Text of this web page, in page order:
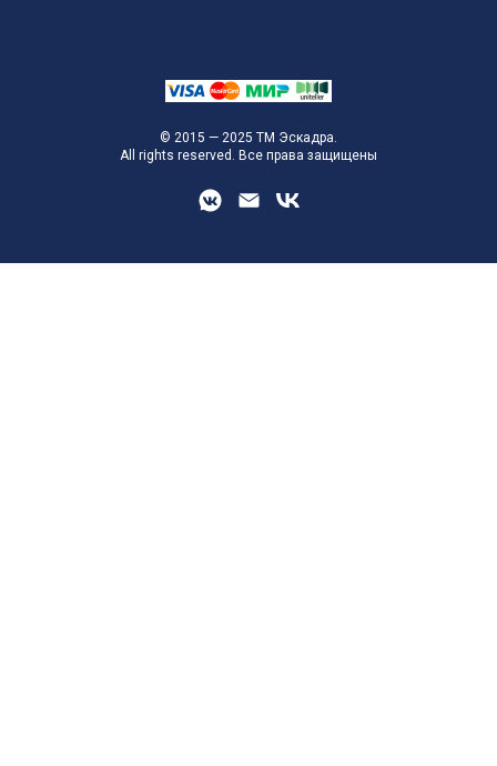
© 2015 — 2025 ТМ Эскадра.
All rights reserved. Все права защищены